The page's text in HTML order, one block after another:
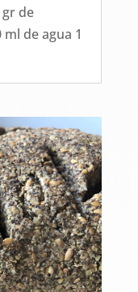
de
de agua 1